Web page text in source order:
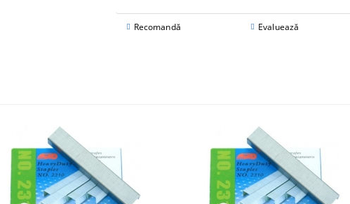
Recomandă Evaluează